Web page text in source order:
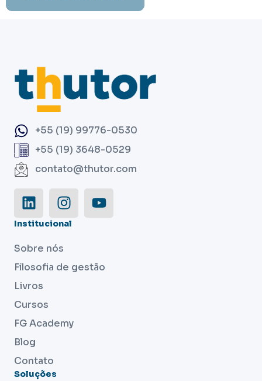
+55 (19) 99776-0530
+55 (19) 3648-0529
contato@thutor.com
Institucional
Sobre nós
Filosofia de gestão
Livros
Cursos
FG Academy
Blog
Contato
Soluções